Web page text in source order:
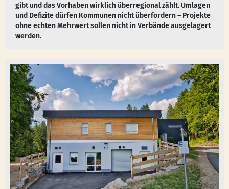
gibt und das Vorhaben wirklich überregional zählt. Umlagen
und Defizite dürfen Kommunen nicht überfordern – Projekte
ohne echten Mehrwert sollen nicht in Verbände ausgelagert
werden.